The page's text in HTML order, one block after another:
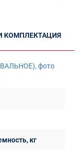
КОМПЛЕКТАЦИЯ